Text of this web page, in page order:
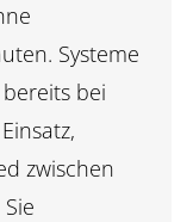
Systeme
bei
zwischen